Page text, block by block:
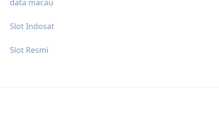
data macau
Slot Indosat
Slot Resmi